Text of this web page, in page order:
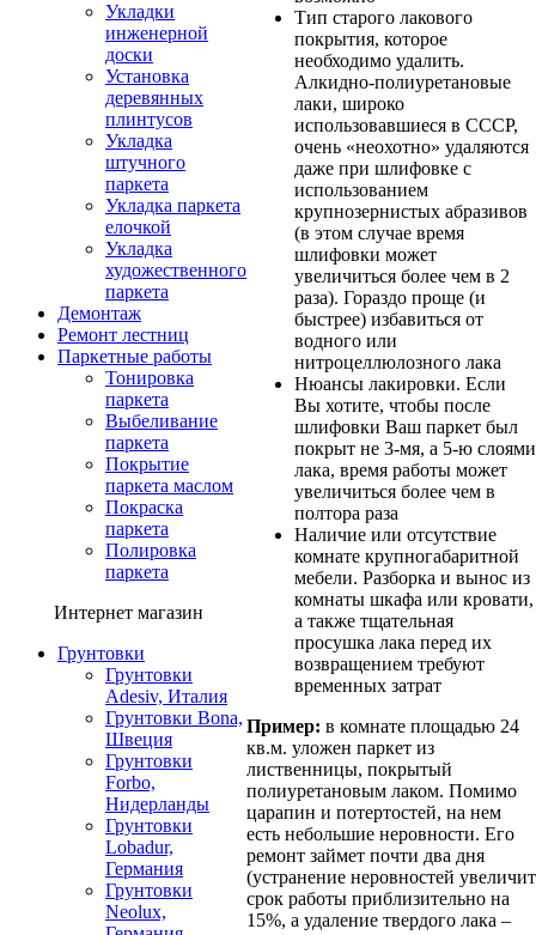
Укладки
инженерной
доски
Установка
деревянных
плинтусов
Укладка
штучного
паркета
Укладка паркета
елочкой
Укладка
художественного
паркета
Демонтаж
Ремонт лестниц
Паркетные работы
Тонировка
паркета
Выбеливание
паркета
Покрытие
паркета маслом
Покраска
паркета
Полировка
паркета
Интернет магазин
Грунтовки
Грунтовки
Adesiv, Италия
Грунтовки Bona,
Швеция
Грунтовки
Forbo,
Нидерланды
Грунтовки
Lobadur,
Германия
Грунтовки
Neolux,
Тип старого лакового
покрытия, которое
необходимо удалить.
Алкидно-полиуретановые
лаки, широко
использовавшиеся в СССР,
очень «неохотно» удаляются
даже при шлифовке с
использованием
крупнозернистых абразивов
(в этом случае время
шлифовки может
увеличиться более чем в 2
раза). Гораздо проще (и
быстрее) избавиться от
водного или
нитроцеллюлозного лака
Нюансы лакировки. Если
Вы хотите, чтобы после
шлифовки Ваш паркет был
покрыт не 3-мя, а 5-ю слоями
лака, время работы может
увеличиться более чем в
полтора раза
Наличие или отсутствие
комнате крупногабаритной
мебели. Разборка и вынос из
комнаты шкафа или кровати,
а также тщательная
просушка лака перед их
возвращением требуют
временных затрат
Пример: в комнате площадью 24
кв.м. уложен паркет из
лиственницы, покрытый
полиуретановым лаком. Помимо
царапин и потертостей, на нем
есть небольшие неровности. Его
ремонт займет почти два дня
(устранение неровностей увеличит
срок работы приблизительно на
15%, а удаление твердого лака –